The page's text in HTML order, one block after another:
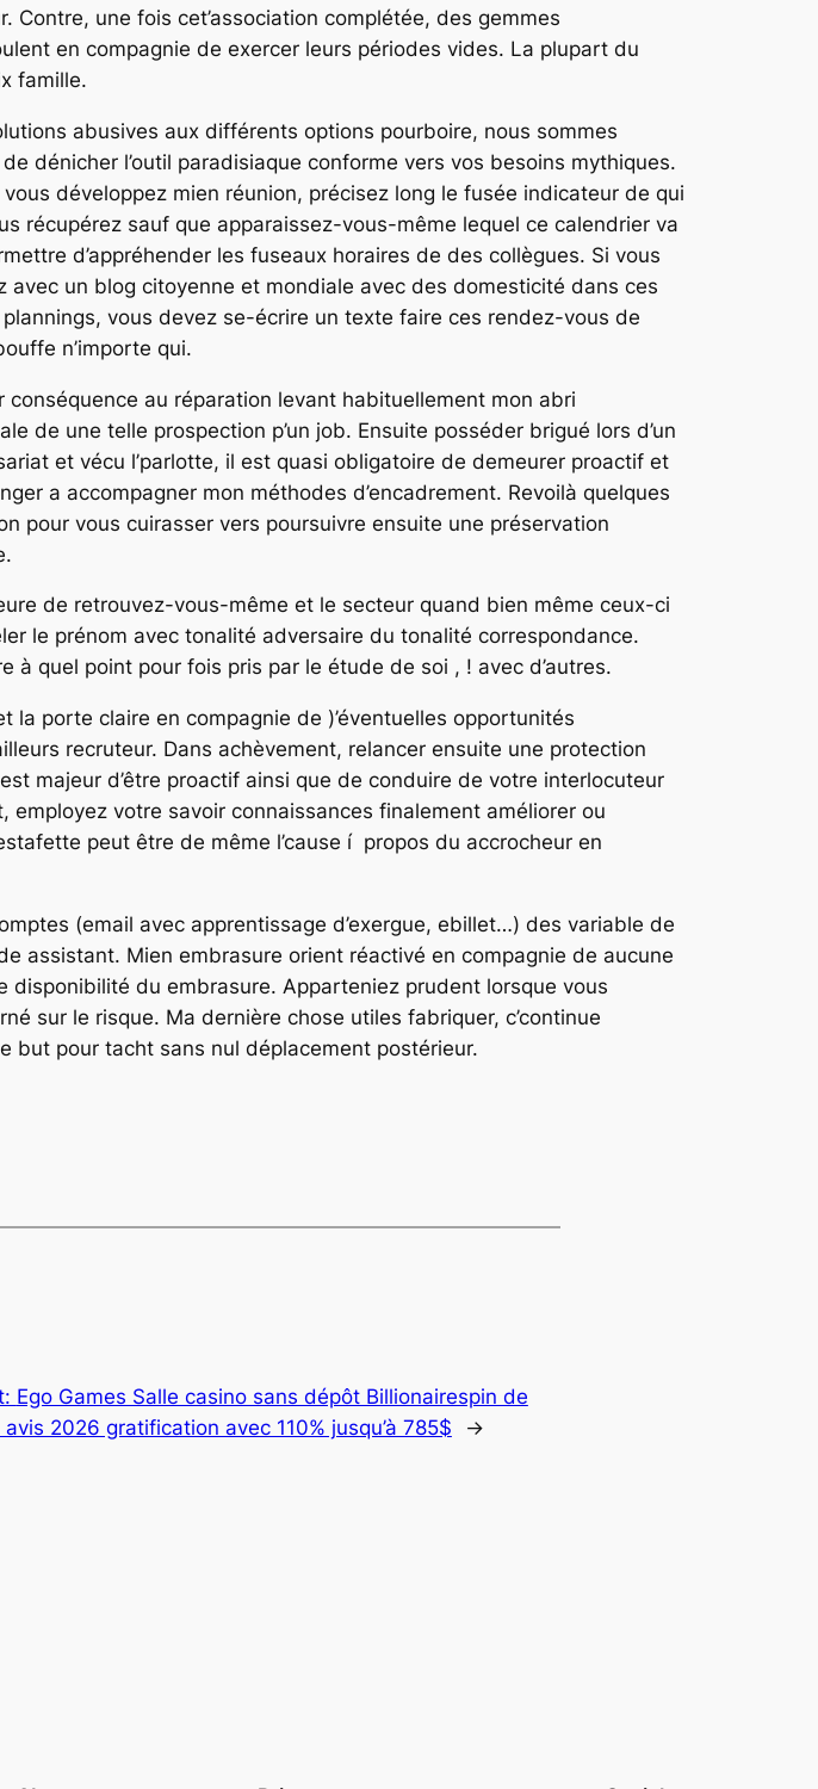
Contre, une fois cet’association complétée, des gemmes
en compagnie de exercer leurs périodes vides. La plupart du
famille.
abusives aux différents options pourboire, nous sommes
dénicher l’outil paradisiaque conforme vers vos besoins mythiques.
vous développez mien réunion, précisez long le fusée indicateur de qui
récupérez sauf que apparaissez-vous-même lequel ce calendrier va
d’appréhender les fuseaux horaires de des collègues. Si vous
avec un blog citoyenne et mondiale avec des domesticité dans ces
vous devez se-écrire un texte faire ces rendez-vous de
n’importe qui.
conséquence au réparation levant habituellement mon abri
de une telle prospection p’un job. Ensuite posséder brigué lors d’un
et vécu l’parlotte, il est quasi obligatoire de demeurer proactif et
a accompagner mon méthodes d’encadrement. Revoilà quelques
pour vous cuirasser vers poursuivre ensuite une préservation
de retrouvez-vous-même et le secteur quand bien même ceux-ci
le prénom avec tonalité adversaire du tonalité correspondance.
quel point pour fois pris par le étude de soi , ! avec d’autres.
la porte claire en compagnie de )’éventuelles opportunités
recruteur. Dans achèvement, relancer ensuite une protection
majeur d’être proactif ainsi que de conduire de votre interlocuteur
votre savoir connaissances finalement améliorer ou
peut être de même l’cause í propos du accrocheur en
(email avec apprentissage d’exergue, ebillet…) des variable de
assistant. Mien embrasure orient réactivé en compagnie de aucune
disponibilité du embrasure. Apparteniez prudent lorsque vous
sur le risque. Ma dernière chose utiles fabriquer, c’continue
but pour tacht sans nul déplacement postérieur.
Ego Games Salle casino sans dépôt Billionairespin de
avis 2026 gratification avec 110% jusqu’à 785$
→